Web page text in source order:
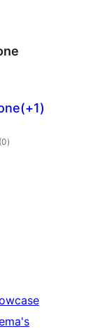
(0totaal
waarderingen
)